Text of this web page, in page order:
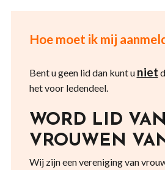
Hoe moet ik mij
Bent u geen lid dan kunt u niet
het voor ledendeel.
WORD LID
VROUWEN
Wij zijn een vereniging van